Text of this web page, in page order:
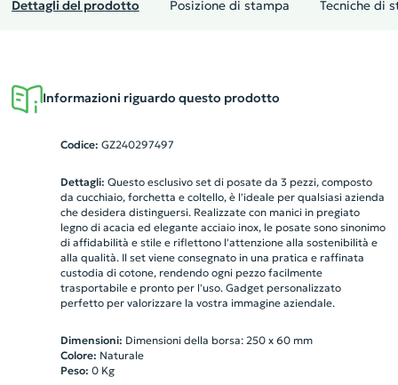
Dettagli del prodotto Posizione di stampa Tecniche di
Informazioni riguardo questo prodotto
Codice: GZ240297497
Dettagli: Questo esclusivo set di posate da 3 pezzi, composto
da cucchiaio, forchetta e coltello, è l'ideale per qualsiasi azienda
che desidera distinguersi. Realizzate con manici in pregiato
legno di acacia ed elegante acciaio inox, le posate sono sinonimo
di affidabilità e stile e riflettono l'attenzione alla sostenibilità e
alla qualità. Il set viene consegnato in una pratica e raffinata
custodia di cotone, rendendo ogni pezzo facilmente
trasportabile e pronto per l'uso. Gadget personalizzato
perfetto per valorizzare la vostra immagine aziendale.
Dimensioni: Dimensioni della borsa: 250 x 60 mm
Colore: Naturale
Peso: 0Kg